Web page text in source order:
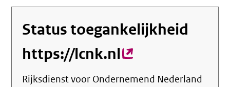
Status toegankelijkheid
https://lcnk.nl(externe
link)
Rijksdienst voor Ondernemend Nederland